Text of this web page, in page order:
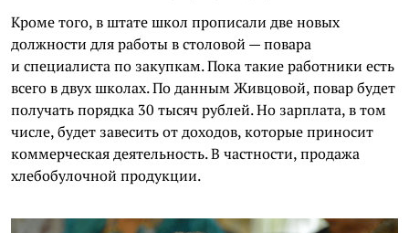
Кроме того, в штате школ прописали две новых
должности для работы в столовой — повара
и специалиста по закупкам. Пока такие работники есть
всего в двух школах. По данным Живцовой, повар будет
получать порядка 30 тысяч рублей. Но зарплата, в том
числе, будет завесить от доходов, которые приносит
коммерческая деятельность. В частности, продажа
хлебобулочной продукции.